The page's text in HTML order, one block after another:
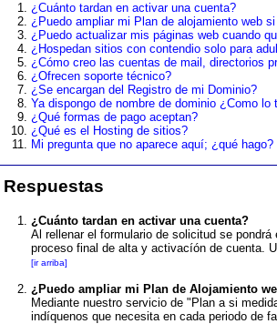
¿Cuánto tardan en activar una cuenta?
¿Puedo ampliar mi Plan de alojamiento web
¿Puedo actualizar mis páginas web cuando
¿Hospedan sitios con contendio solo para
¿Cómo creo las cuentas de mail, directorios
¿Ofrecen soporte técnico?
¿Se encargan del Registro de mi Dominio?
Ya dispongo de nombre de dominio ¿Como lo
¿Qué formas de pago aceptan?
¿Qué es el Hosting de sitios?
Mi pregunta que no aparece aquí; ¿qué hago?
Respuestas
¿Cuánto tardan en activar una cuenta?
Al rellenar el formulario de solicitud se
proceso final de alta y activacíón de cuenta.
[ir arriba]
¿Puedo ampliar mi Plan de Alojamiento
Mediante nuestro servicio de "Plan a si
indíquenos que necesita en cada periodo de